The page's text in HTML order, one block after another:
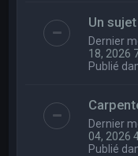
Un
Dernier
18, 2026
Publié
Dernier
04, 2026
Publié